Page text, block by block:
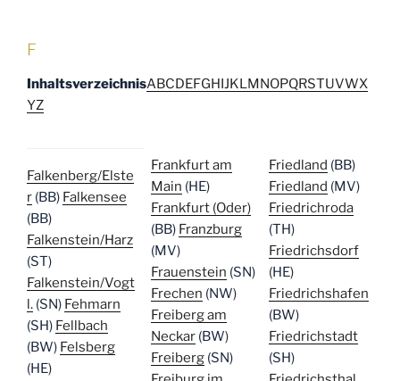
F
InhaltsverzeichnisABCDEFGHIJKLMNOPQRSTUVWX
YZ
Falkenberg/Elste
r (BB) Falkensee
(BB)
Falkenstein/Harz
(ST)
Falkenstein/Vogt
l. (SN) Fehmarn
(SH) Fellbach
(BW) Felsberg
(HE)
Frankfurt am
Main (HE)
Frankfurt (Oder)
(BB) Franzburg
(MV)
Frauenstein (SN)
Frechen (NW)
Freiberg am
Neckar(BW)
Freiberg(SN)
Friedland (BB)
Friedland (MV)
Friedrichroda
(TH)
Friedrichsdorf
(HE)
Friedrichshafen
(BW)
Friedrichstadt
(SH)